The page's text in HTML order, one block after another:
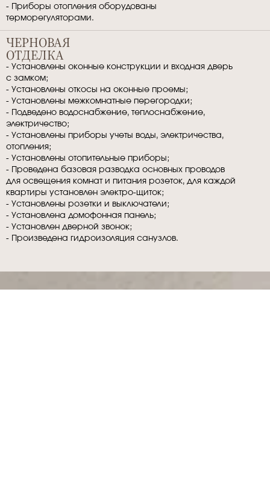
- Приборы отопления оборудованы
терморегуляторами.
ЧЕРНОВАЯ
ОТДЕЛКА
- Установлены оконные конструкции и входная дверь
с замком;
- Установлены откосы на оконные проемы;
- Установлены межкомнатные перегородки;
- Подведено водоснабжение, теплоснабжение,
электричество;
- Установлены приборы учеты воды, электричества,
отопления;
- Установлены отопительные приборы;
- Проведена базовая разводка основных проводов
для освещения комнат и питания розеток, для каждой
квартиры установлен электро-щиток;
- Установлены розетки и выключатели;
- Установлена домофонная панель;
- Установлен дверной звонок;
- Произведена гидроизоляция санузлов.